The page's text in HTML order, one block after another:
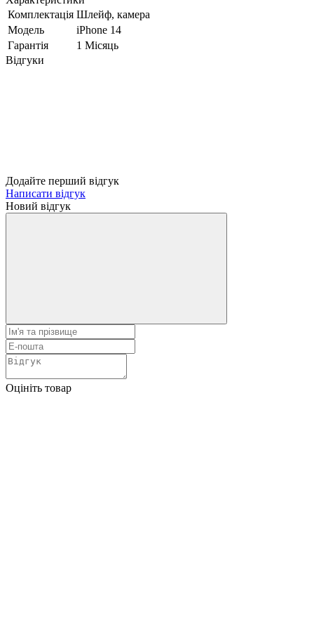
Комплектація Шлейф, камера
Модель
iPhone 14
Гарантія
1 Місяць
Відгуки
Додайте перший відгук
Написати відгук
Новий відгук
Оцініть товар